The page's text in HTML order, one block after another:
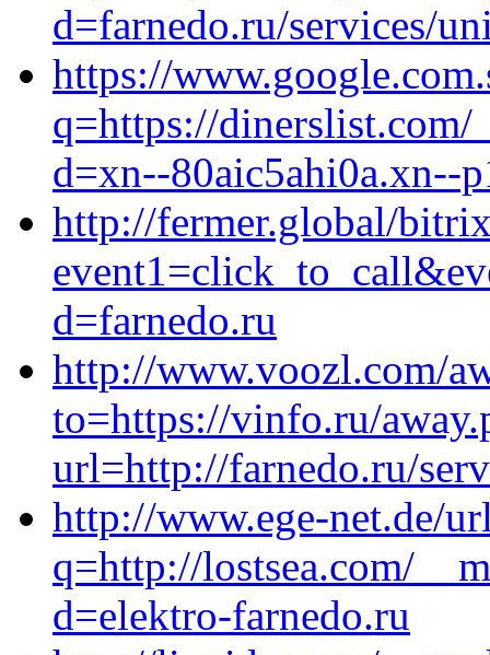
d=farnedo.ru/services/
https://
q=https://dinerslist.com/
d=xn--80aic5ahi0a.xn--
http://fermer.global/
d=farnedo.ru
http://www.voozl.com/
to=https://vinfo.ru/
url=http://farnedo.ru/
http://www.ege-net.de/
q=http://lostsea.com/
d=elektro-farnedo.ru